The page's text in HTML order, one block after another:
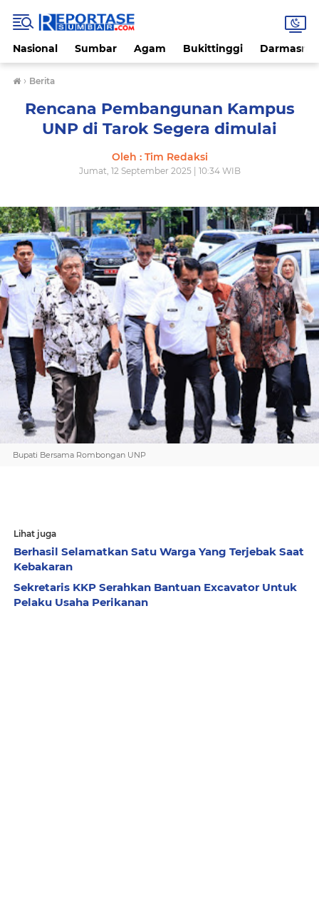
Nasional Sumbar Agam Bukittinggi
› Berita
Rencana Pembangunan Kampus
UNP di Tarok Segera dimulai
Oleh : Tim Redaksi
Jumat, 12 September 2025 | 10:34 WIB
Bupati Bersama Rombongan UNP
Lihat juga
Berhasil Selamatkan Satu Warga Yang Terjebak Saat
Kebakaran
Sekretaris KKP Serahkan Bantuan Excavator Untuk
Pelaku Usaha Perikanan